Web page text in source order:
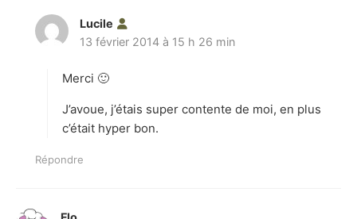
Lucile
i
13 février 2014 à 15 h 26 min
Merci 🙂
J’avoue, j’étais super contente de moi, en plus
c’était hyper bon.
Répondre